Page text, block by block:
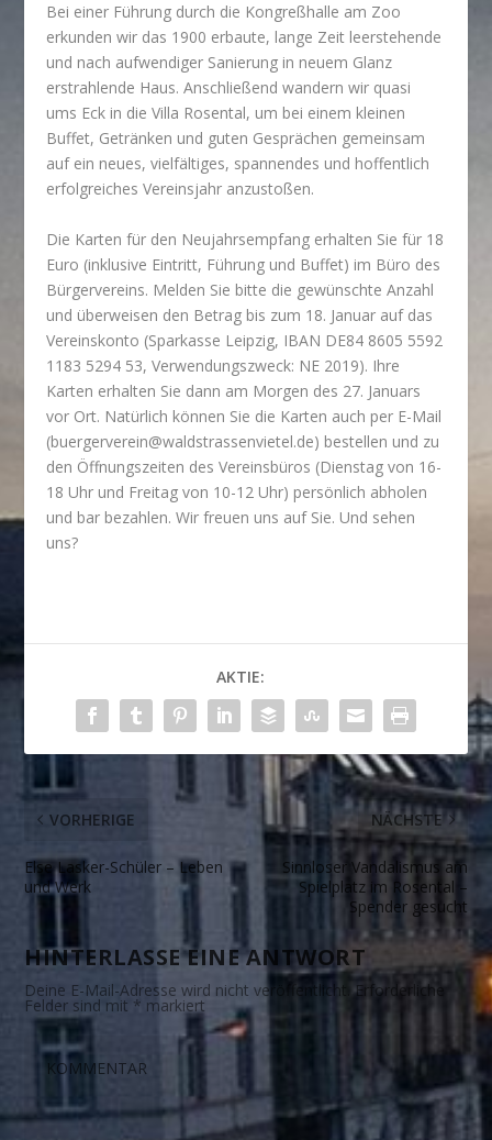
Bei einer Führung durch die Kongreßhalle am Zoo
erkunden wir das 1900 erbaute, lange Zeit leerstehende
und nach aufwendiger Sanierung in neuem Glanz
erstrahlende Haus. Anschließend wandern wir quasi
ums Eck in die Villa Rosental, um bei einem kleinen
Buffet, Getränken und guten Gesprächen gemeinsam
auf ein neues, vielfältiges, spannendes und hoffentlich
erfolgreiches Vereinsjahr anzustoßen.
Die Karten für den Neujahrsempfang erhalten Sie für 18
Euro (inklusive Eintritt, Führung und Buffet) im Büro des
Bürgervereins. Melden Sie bitte die gewünschte Anzahl
und überweisen den Betrag bis zum 18. Januar auf das
Vereinskonto (Sparkasse Leipzig, IBAN DE84 8605 5592
1183 5294 53, Verwendungszweck: NE 2019). Ihre
Karten erhalten Sie dann am Morgen des 27. Januars
vor Ort. Natürlich können Sie die Karten auch per E-Mail
(buergerverein@waldstrassenvietel.de) bestellen und zu
den Öffnungszeiten des Vereinsbüros (Dienstag von 16-
18 Uhr und Freitag von 10-12 Uhr) persönlich abholen
und bar bezahlen. Wir freuen uns auf Sie. Und sehen
uns?
AKTIE:
VORHERIGE
Else Lasker-Schüler – Leben
und Werk
NÄCHSTE
Sinnloser Vandalismus am
Spielplatz im Rosental –
Spender gesucht
HINTERLASSE EINE ANTWORT
Deine E-Mail-Adresse wird nicht veröffentlicht. Erforderliche
Felder sind mit * markiert